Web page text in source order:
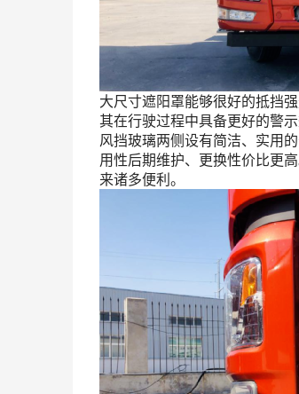
大尺寸遮阳罩能够很好的抵挡
其在行驶过程中具备更好的警示
风挡玻璃两侧设有简洁、实用
用性后期维护、更换性价比更
来诸多便利。